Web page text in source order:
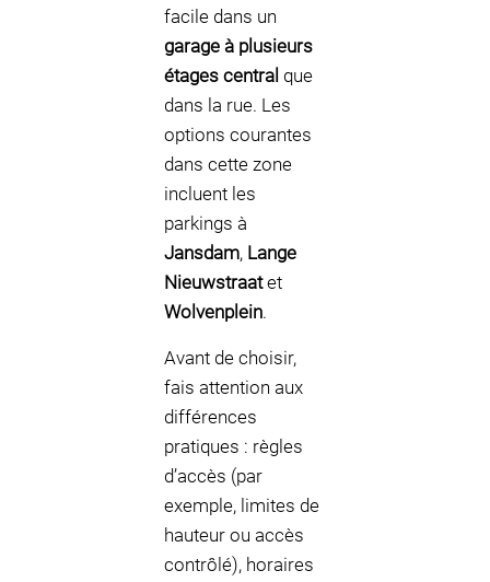
facile dans un
garage à plusieurs
étages central que
dans la rue. Les
options courantes
dans cette zone
incluent les
parkings à
Jansdam, Lange
Nieuwstraatet
Wolvenplein.
Avant de choisir,
fais attention aux
différences
pratiques : règles
d’accès (par
exemple, limites de
hauteur ou accès
contrôlé), horaires